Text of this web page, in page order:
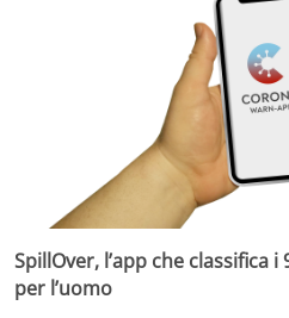
SpillOver, l’app che classifica
per l’uomo